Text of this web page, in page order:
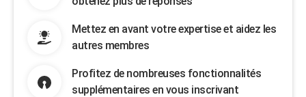
Mettez en avant votre expertise et aidez les
autres membres
Profitez de nombreuses fonctionnalités
supplémentaires en vous inscrivant